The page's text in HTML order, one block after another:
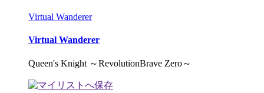
Virtual Wanderer
Virtual Wanderer
Queen's Knight ～RevolutionBrave Zero～